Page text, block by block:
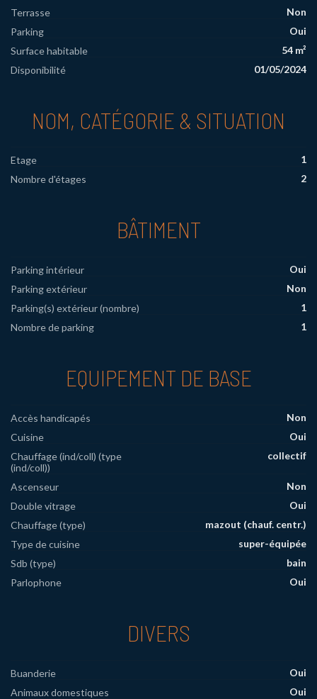
Terrasse
Non
Parking
Oui
Surface habitable
54 m²
Disponibilité
01/05/2024
NOM, CATÉGORIE & SITUATION
Etage
1
Nombre d'étages
2
BÂTIMENT
Parking intérieur
Oui
Parking extérieur
Non
Parking(s) extérieur (nombre)
1
Nombre de parking
1
EQUIPEMENT DE BASE
Accès handicapés
Non
Cuisine
Oui
Chauffage (ind/coll) (type
(ind/coll))
collectif
Ascenseur
Non
Double vitrage
Oui
Chauffage (type)
mazout (chauf. centr.)
Type de cuisine
super-équipée
Sdb (type)
bain
Parlophone
Oui
DIVERS
Buanderie
Oui
Animaux domestiques
Oui